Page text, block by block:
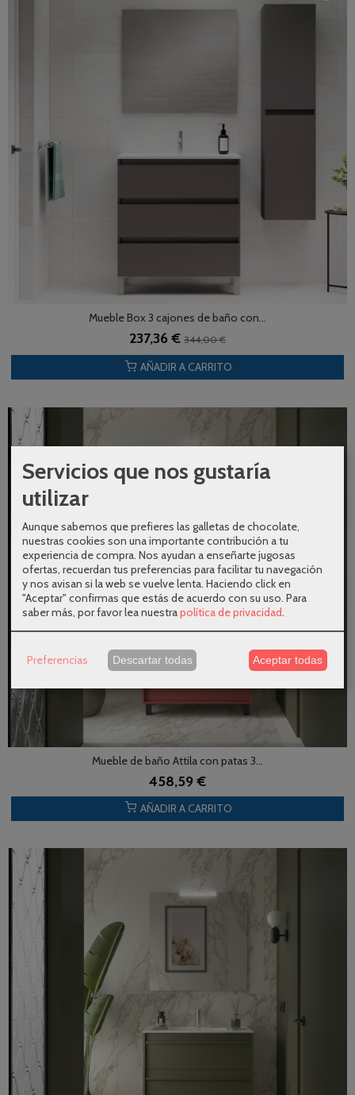
Mueble Box 3 cajones de baño con...
237,36 € 344,00 €
AÑADIR A CARRITO
Mueble de baño Attila con patas 3...
458,59 €
AÑADIR A CARRITO
Servicios que nos gustaría
utilizar
Aunque sabemos que prefieres las galletas de chocolate,
nuestras cookies son una importante contribución a tu
experiencia de compra. Nos ayudan a enseñarte jugosas
ofertas, recuerdan tus preferencias para facilitar tu navegación
y nos avisan si la web se vuelve lenta. Haciendo click en
"Aceptar" confirmas que estás de acuerdo con su uso. Para
saber más, por favor lea nuestrapolítica de privacidad
Preferencias Descartar todas Aceptar todas